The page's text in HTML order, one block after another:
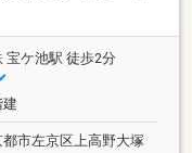
宝ケ池駅 徒歩2分
市左京区上高野大塚